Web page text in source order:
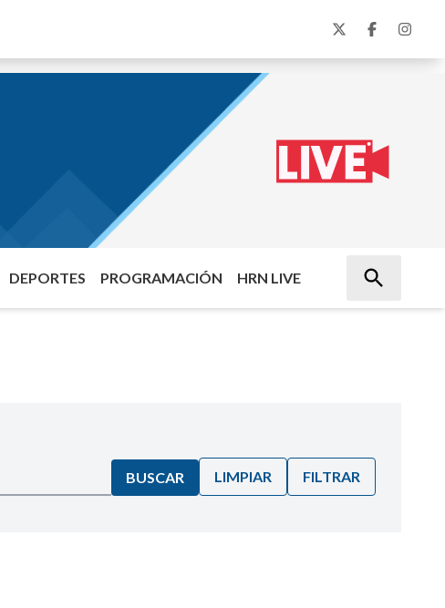
DEPORTES PROGRAMACIÓN HRN LIVE
BUSCAR LIMPIAR FILTRAR